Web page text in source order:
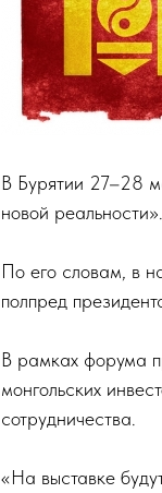
В Бурятии 27–28
новой
По его словам, в
полпред
В рамках форума
монгольских
сотрудничества.
«На выставке